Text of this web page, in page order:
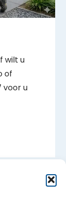
wilt u
of
voor u